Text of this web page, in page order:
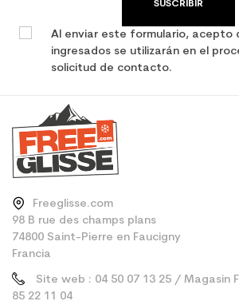
SUSCRIBIR
Al enviar este formulario, acepto
ingresados se utilizarán en el
solicitud de contacto.
Freeglisse.com
98 B rue des champs plans
74800 Saint-Pierre en Faucigny
Francia
Site web : 04 50 07 13 25 / Magasin
85 22 11 04